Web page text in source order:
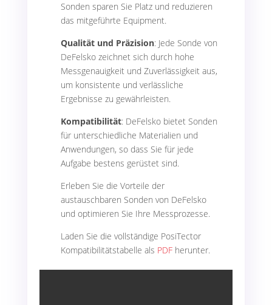
Sonden sparen Sie Platz und reduzieren
das mitgeführte Equipment.
Qualität und Präzision: Jede Sonde von
DeFelsko zeichnet sich durch hohe
Messgenauigkeit und Zuverlässigkeit aus,
um konsistente und verlässliche
Ergebnisse zu gewährleisten.
Kompatibilität: DeFelsko bietet Sonden
für unterschiedliche Materialien und
Anwendungen, so dass Sie für jede
Aufgabe bestens gerüstet sind.
Erleben Sie die Vorteile der
austauschbaren Sonden von DeFelsko
und optimieren Sie Ihre Messprozesse.
Laden Sie die vollständige PosiTector
Kompatibilitätstabelle als PDFherunter.